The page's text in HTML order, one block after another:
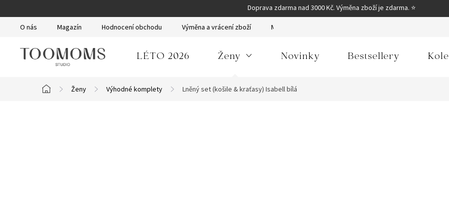
na
obsah
Doprava zdarma nad 3000 Kč. Výměna zboží je zdarma. ⭐
O nás Magazín Hodnocení obchodu Výměna a vrácení zboží Moje objednávka
LÉTO 2026 Ženy Novinky Bestsellery
Domů
Ženy Výhodné komplety Lněný set (košile & kraťasy) Isabell bílá